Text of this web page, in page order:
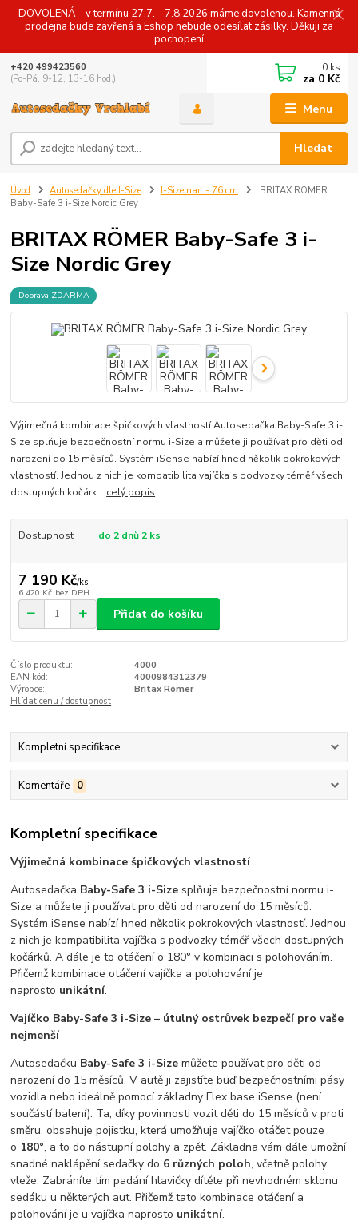
DOVOLENÁ - v termínu 27.7. - 7.8.2026 máme dovolenou. Kamenná
prodejna bude zavřená a Eshop nebude odesílat zásilky. Děkuji za
pochopení
Menu
Hledat
+420 499423560
(Po-Pá, 9-12, 13-16 hod.)
0 ks
za 0 Kč
Úvod Autosedačky dle I-Size I-Size nar. - 76 cm
BRITAX RÖMER
Baby-Safe 3 i-Size Nordic Grey
BRITAX RÖMER Baby-Safe 3 i-
Size Nordic Grey
Doprava ZDARMA
Výjimečná kombinace špičkových vlastností Autosedačka Baby-Safe 3 i-
Size splňuje bezpečnostní normu i-Size a můžete ji používat pro děti od
narození do 15 měsíců. Systém iSense nabízí hned několik pokrokových
vlastností. Jednou z nich je kompatibilita vajíčka s podvozky téměř všech
dostupných kočárk... celý popis
Dostupnost do 2 dnů 2 ks
7 190 Kč/ks
6 420 Kč bez DPH
Přidat do košíku
Číslo produktu:
4000
EAN kód:
4000984312379
Výrobce:
Britax Römer
Hlídat cenu / dostupnost
Kompletní specifikace
Komentáře 0
Kompletní specifikace
Výjimečná kombinace špičkových vlastností
Autosedačka Baby-Safe 3 i-Size splňuje bezpečnostní normu i-
Size a můžete ji používat pro děti od narození do 15 měsíců.
Systém iSense nabízí hned několik pokrokových vlastností. Jednou
z nich je kompatibilita vajíčka s podvozky téměř všech dostupných
kočárků. A dále je to otáčení o 180° v kombinaci s polohováním.
Přičemž kombinace otáčení vajíčka a polohování je
naprosto unikátní.
Vajíčko Baby-Safe 3 i-Size – útulný ostrůvek bezpečí pro vaše
nejmenší
Autosedačku Baby-Safe 3 i-Size můžete používat pro děti od
narození do 15 měsíců. V autě ji zajistíte buď bezpečnostními pásy
vozidla nebo ideálně pomocí základny Flex base iSense (není
součástí balení). Ta, díky povinnosti vozit děti do 15 měsíců v proti
směru, obsahuje pojistku, která umožňuje vajíčko otáčet pouze
o 180°, a to do nástupní polohy a zpět. Základna vám dále umožní
snadné naklápění sedačky do 6 různých poloh, včetně polohy
vleže. Zabráníte tím padání hlavičky dítěte při nevhodném sklonu
sedáku u některých aut. Přičemž tato kombinace otáčení a
polohování je u vajíčka naprosto unikátní.